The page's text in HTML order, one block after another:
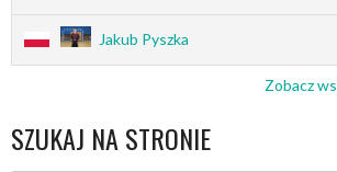
Jakub Pyszka
Zobacz
SZUKAJ NA STRONIE